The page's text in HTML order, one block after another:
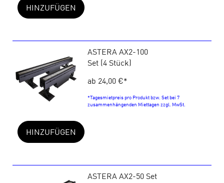
HINZUFÜGEN
ASTERA AX2-100
Set (4 Stück)
ab 24,00 €*
*Tagesmietpreis pro Produkt bzw. Set bei 7
zusammenhängenden Miettagen zzgl. MwSt.
HINZUFÜGEN
ASTERA AX2-50 Set